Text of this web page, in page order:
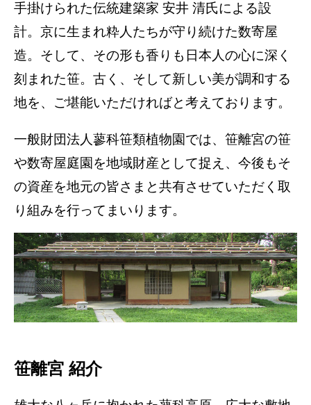
手掛けられた伝統建築家 安井 清氏による設
計。京に生まれ粋人たちが守り続けた数寄屋
造。そして、その形も香りも日本人の心に深く
刻まれた笹。古く、そして新しい美が調和する
地を、ご堪能いただければと考えております。
一般財団法人蓼科笹類植物園では、笹離宮の笹
や数寄屋庭園を地域財産として捉え、今後もそ
の資産を地元の皆さまと共有させていただく取
り組みを行ってまいります。
笹離宮 紹介